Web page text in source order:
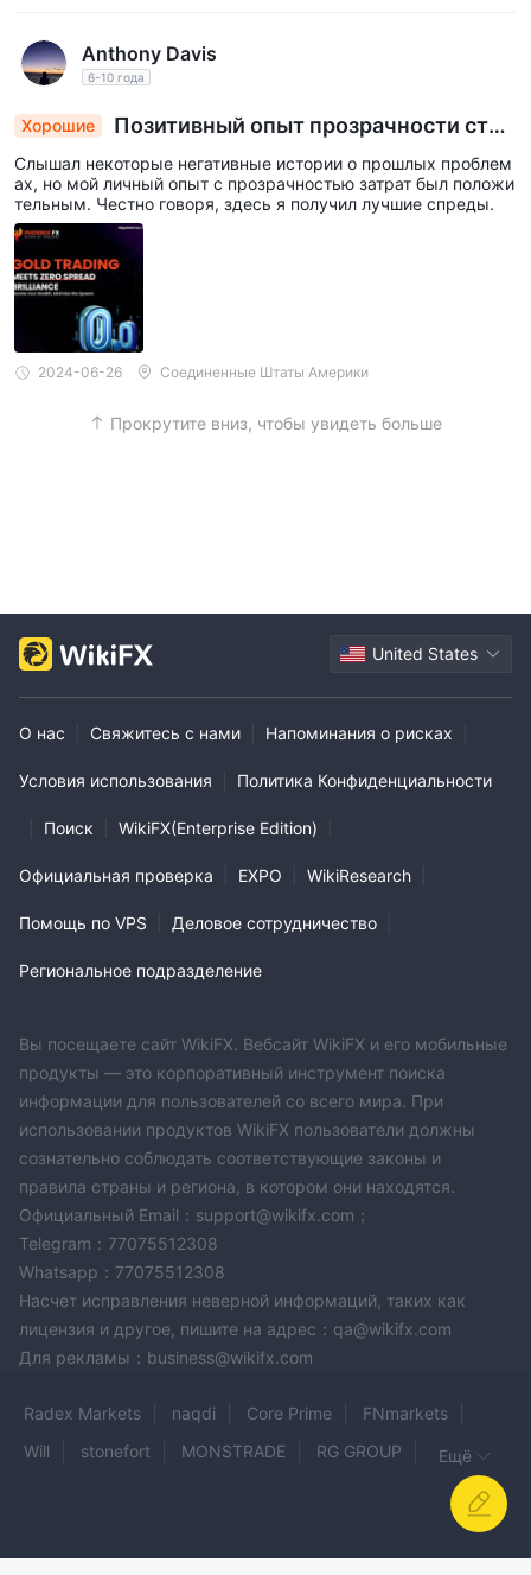
Anthony Davis
6-10 года
Хорошие
Позитивный опыт прозрачности стои
мости, лучшие сделки здесь
Слышал некоторые негативные истории о прошлых проблем
ах, но мой личный опыт с прозрачностью затрат был положи
тельным. Честно говоря, здесь я получил лучшие спреды.
2024-06-26 Соединенные Штаты Америки
Прокрутите вниз, чтобы увидеть больше
United States
О нас Свяжитесь с нами Напоминания о рисках
Условия использования Политика Конфиденциальности
Поиск WikiFX(Enterprise Edition)
Официальная проверка EXPO WikiResearch
Помощь по VPS Деловое сотрудничество
Региональное подразделение
Вы посещаете сайт WikiFX. Вебсайт WikiFX и его мобильные
продукты — это корпоративный инструмент поиска
информации для пользователей со всего мира. При
использовании продуктов WikiFX пользователи должны
сознательно соблюдать соответствующие законы и
правила страны и региона, в котором они находятся.
Официальный Email：support@wikifx.com；
Telegram：77075512308
Whatsapp：77075512308
Насчет исправления неверной информаций, таких как
лицензия и другое, пишите на адрес：qa@wikifx.com
Для рекламы：business@wikifx.com
Radex Markets naqdi Core Prime
FNmarkets
Will
stonefort MONSTRADE
RG GROUP
Nittan Capital Group
Equidex GLEMarkets
Ещё